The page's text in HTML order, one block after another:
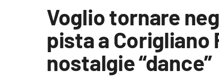
Economia e Lavoro
Voglio tornare
pista a Corigliano
nostalgie “dance”